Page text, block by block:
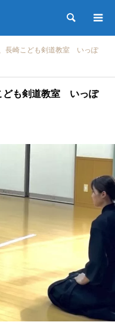
検索
長崎こども剣道教室 いっぽ
ども剣道教室 いっぽ